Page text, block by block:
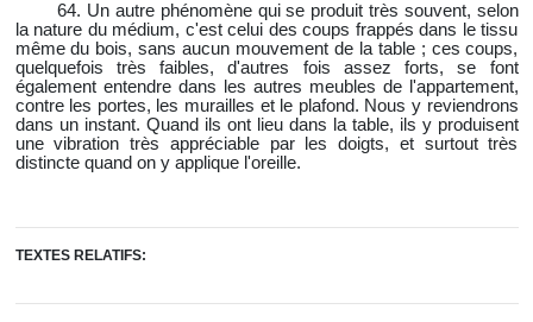
64. Un autre phénomène qui se produit très souvent, selon
la nature du médium, c'est celui des coups frappés dans le tissu
même du bois, sans aucun mouvement de la table ; ces coups,
quelquefois très faibles, d'autres fois assez forts, se font
également entendre dans les autres meubles de l'appartement,
contre les portes, les murailles et le plafond. Nous y reviendrons
dans un instant. Quand ils ont lieu dans la table, ils y produisent
une vibration très appréciable par les doigts, et surtout très
distincte quand on y applique l'oreille.
TEXTES RELATIFS: